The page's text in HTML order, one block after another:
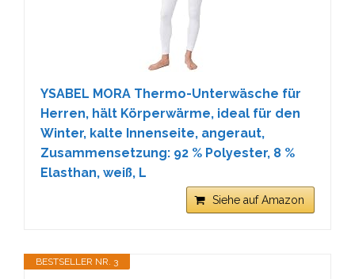
YSABEL MORA Thermo-Unterwäsche für
Herren, hält Körperwärme, ideal für den
Winter, kalte Innenseite, angeraut,
Zusammensetzung: 92 % Polyester, 8 %
Elasthan, weiß, L
Siehe auf Amazon
BESTSELLER NR. 3